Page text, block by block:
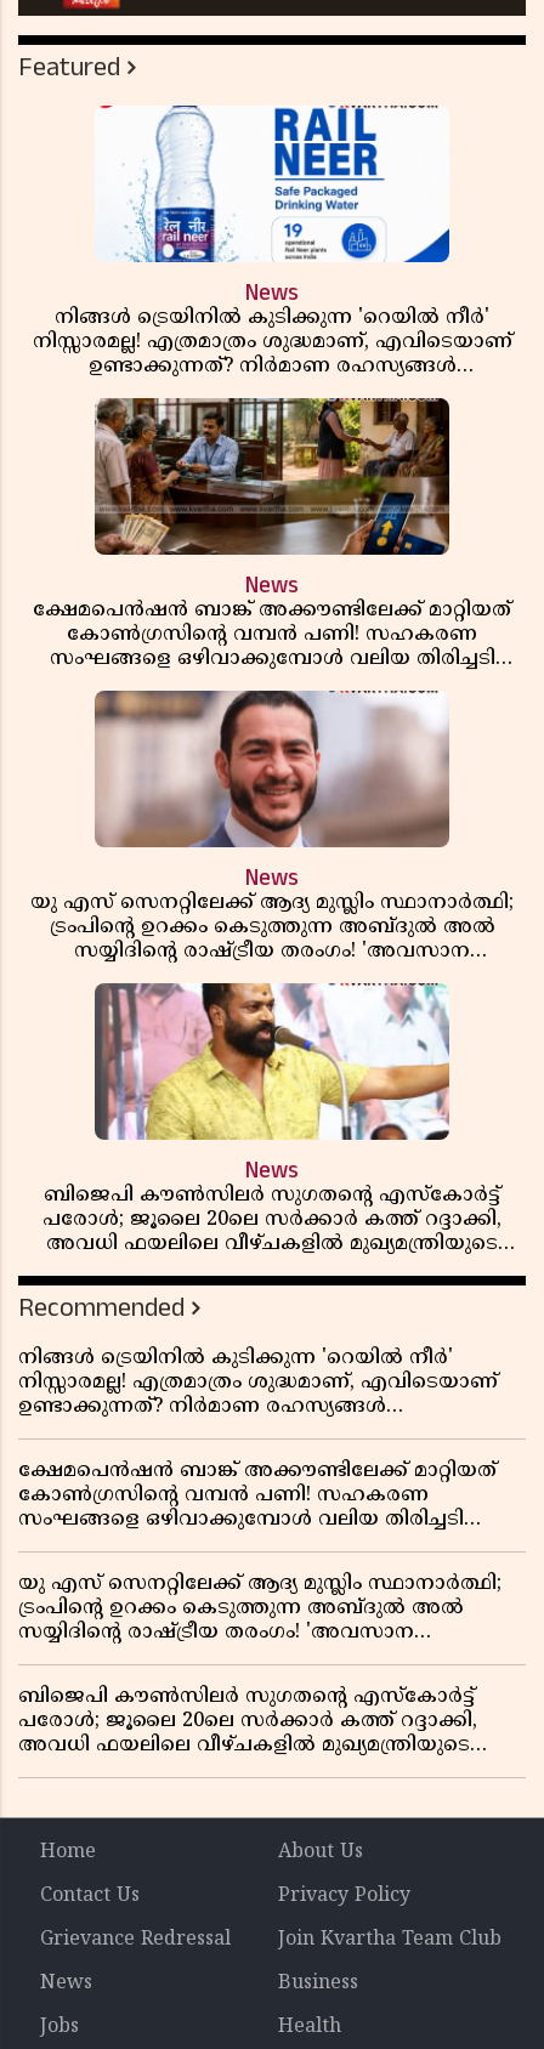
Featured
News
നിങ്ങൾ ട്രെയിനിൽ കുടിക്കുന്ന 'റെയിൽ നീർ'
നിസ്സാരമല്ല! എത്രമാത്രം ശുദ്ധമാണ്, എവിടെയാണ്
ഉണ്ടാക്കുന്നത്? നിർമാണ രഹസ്യങ്ങൾ
News
ക്ഷേമപെൻഷൻ ബാങ്ക് അക്കൗണ്ടിലേക്ക് മാറ്റിയത്
കോൺഗ്രസിന്റെ വമ്പൻ പണി! സഹകരണ
സംഘങ്ങളെ ഒഴിവാക്കുമ്പോൾ വലിയ തിരിച്ചടി
News
യു എസ് സെനറ്റിലേക്ക് ആദ്യ മുസ്ലിം സ്ഥാനാർത്ഥി;
ട്രംപിന്റെ ഉറക്കം കെടുത്തുന്ന അബ്ദുൽ അൽ
സയ്യിദിന്റെ രാഷ്ട്രീയ തരംഗം! 'അവസാന
News
ബിജെപി കൗൺസിലർ സുഗതന്റെ എസ്‌കോർട്ട്
പരോൾ; ജൂലൈ 20ലെ സർക്കാർ കത്ത് റദ്ദാക്കി,
അവധി ഫയലിലെ വീഴ്ചകളിൽ മുഖ്യമന്ത്രിയുടെ
Recommended
നിങ്ങൾ ട്രെയിനിൽ കുടിക്കുന്ന 'റെയിൽ നീർ'
നിസ്സാരമല്ല! എത്രമാത്രം ശുദ്ധമാണ്, എവിടെയാണ്
ഉണ്ടാക്കുന്നത്? നിർമാണ രഹസ്യങ്ങൾ
ക്ഷേമപെൻഷൻ ബാങ്ക് അക്കൗണ്ടിലേക്ക് മാറ്റിയത്
കോൺഗ്രസിന്റെ വമ്പൻ പണി! സഹകരണ
സംഘങ്ങളെ ഒഴിവാക്കുമ്പോൾ വലിയ തിരിച്ചടി
യു എസ് സെനറ്റിലേക്ക് ആദ്യ മുസ്ലിം സ്ഥാനാർത്ഥി;
ട്രംപിന്റെ ഉറക്കം കെടുത്തുന്ന അബ്ദുൽ അൽ
സയ്യിദിന്റെ രാഷ്ട്രീയ തരംഗം! 'അവസാന
ബിജെപി കൗൺസിലർ സുഗതന്റെ എസ്‌കോർട്ട്
പരോൾ; ജൂലൈ 20ലെ സർക്കാർ കത്ത് റദ്ദാക്കി,
അവധി ഫയലിലെ വീഴ്ചകളിൽ മുഖ്യമന്ത്രിയുടെ
Home
About Us
Contact Us
Privacy Policy
Grievance Redressal
Join Kvartha Team Club
News
Business
Jobs
Health